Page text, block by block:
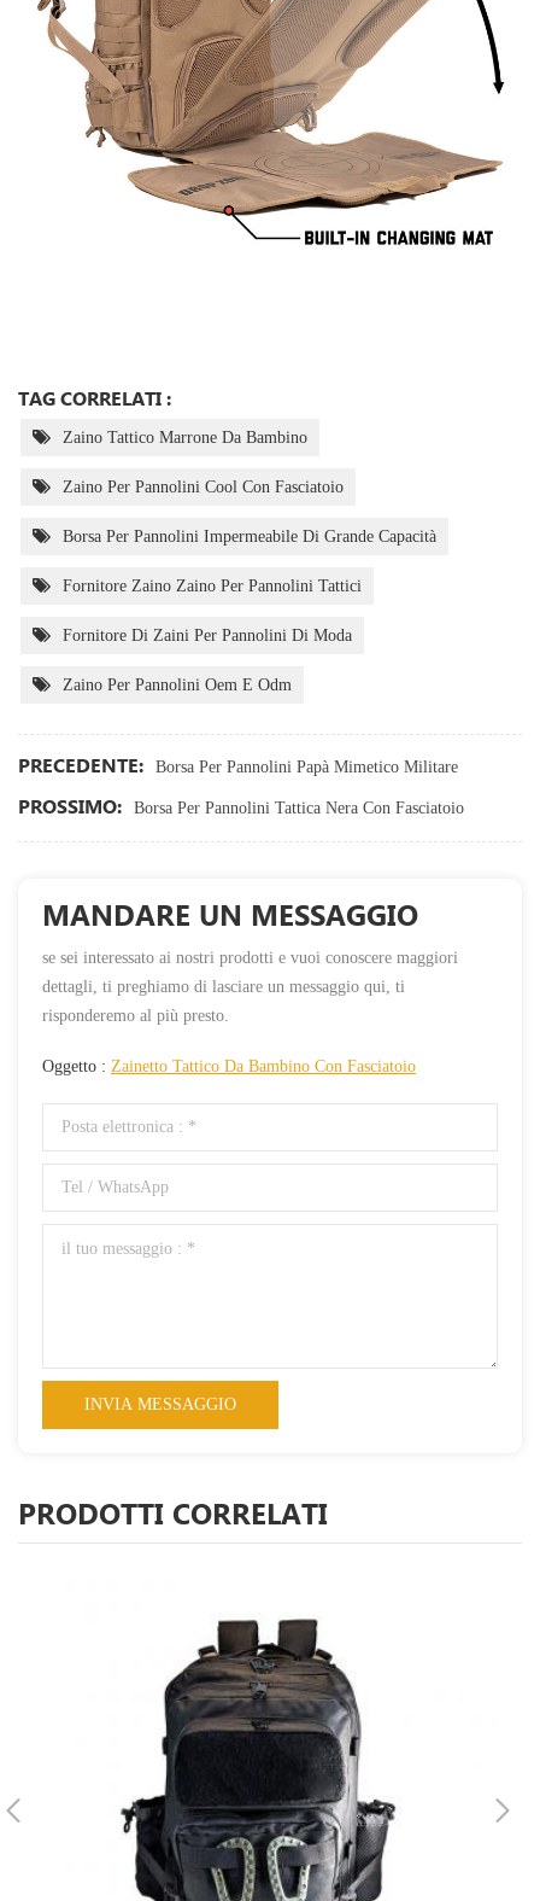
TAG CORRELATI :
Zaino Tattico Marrone Da Bambino
Zaino Per Pannolini Cool Con Fasciatoio
Borsa Per Pannolini Impermeabile Di Grande Capacità
Fornitore Zaino Zaino Per Pannolini Tattici
Fornitore Di Zaini Per Pannolini Di Moda
Zaino Per Pannolini Oem E Odm
PRECEDENTE: Borsa Per Pannolini Papà Mimetico Militare
PROSSIMO: Borsa Per Pannolini Tattica Nera Con Fasciatoio
MANDARE UN MESSAGGIO
se sei interessato ai nostri prodotti e vuoi conoscere maggiori
dettagli, ti preghiamo di lasciare un messaggio qui, ti
risponderemo al più presto.
Oggetto : Zainetto Tattico Da Bambino Con Fasciatoio
PRODOTTI CORRELATI